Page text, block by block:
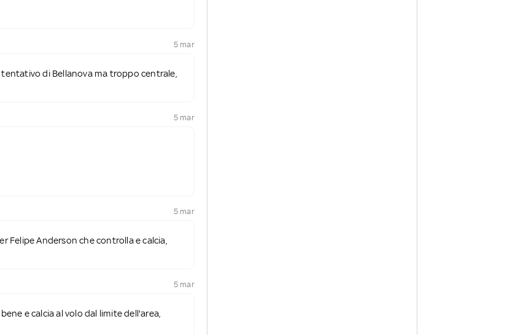
5 mar
di Bellanova ma troppo centrale,
5 mar
5 mar
Felipe Anderson che controlla e calcia,
5 mar
e calcia al volo dal limite dell'area,